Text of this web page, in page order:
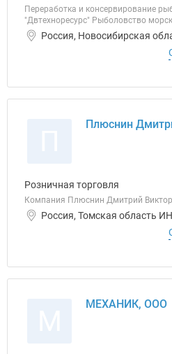
Переработка и консервирование
"Двтехноресурс" Рыболовство
Россия, Новосибирская
Плюснин
Розничная торговля
Компания Плюснин Дмитрий
Россия, Томская область
МЕХАНИК, ООО